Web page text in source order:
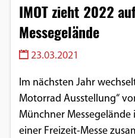
IMOT zieht 2022
Messegelände
23.03.2021
Im nächsten Jahr
Motorrad Ausstellung“
Münchner
einer Freizeit-Messe
Dieser Cookie
Einverständnis-
Cookie Laufzeit: